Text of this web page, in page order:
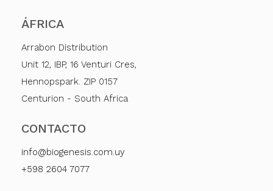
ÁFRICA
Arrabon Distribution
Unit 12, IBP, 16 Venturi Cres,
Hennopspark. ZIP 0157
Centurion - South Africa
CONTACTO
info@biogenesis.com.uy
+598 2604 7077